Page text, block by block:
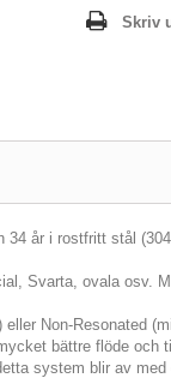
Skriv
år i rostfritt stål
Svarta, ovala osv.
Non-Resonated
bättre flöde och
system blir av